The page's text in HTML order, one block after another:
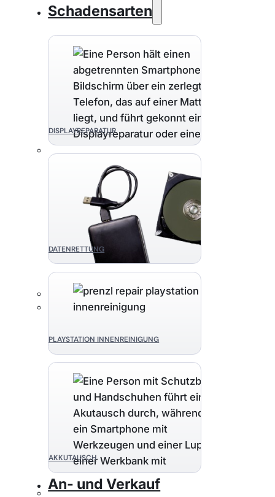
Schadensarten
DISPLAYREPARATUR
DATENRETTUNG
PLAYSTATION INNENREINIGUNG
AKKUTAUSCH
An- und Verkauf